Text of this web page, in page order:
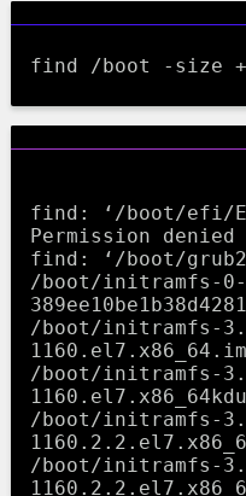
find /boot -size
find: ‘/boot/efi/
Permission denied
find: ‘/boot/
/boot/initramfs-0-
/boot/initramfs-
/boot/initramfs-
/boot/initramfs-
/boot/initramfs-